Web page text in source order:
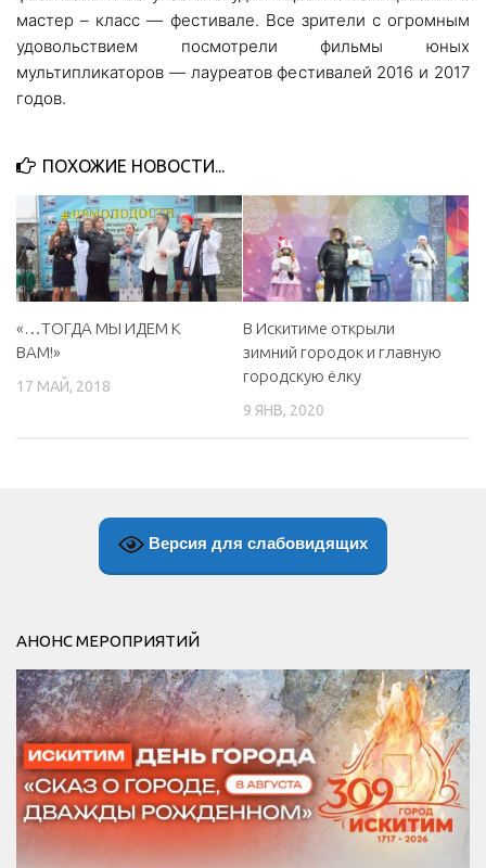
МБУК «Искитимский городской историко-художественный
музей»
МБУ Парк культуры и отдыха им. И.В. Коротеева
Афиша
Независимая оценка качества
Контакты
мастер – класс — фестивале. Все зрители с огромным
удовольствием посмотрели фильмы юных
мультипликаторов — лауреатов фестивалей 2016 и 2017
годов.
ПОХОЖИЕ НОВОСТИ...
«…ТОГДА МЫ ИДЕМ К
ВАМ!»
17 МАЙ, 2018
В Искитиме открыли
зимний городок и главную
городскую ёлку
9 ЯНВ, 2020
Версия для слабовидящих
АНОНС МЕРОПРИЯТИЙ